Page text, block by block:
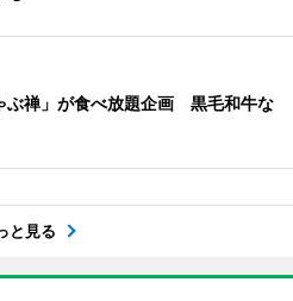
ぶ禅」が食べ放題企画 黒毛和牛な
と見る